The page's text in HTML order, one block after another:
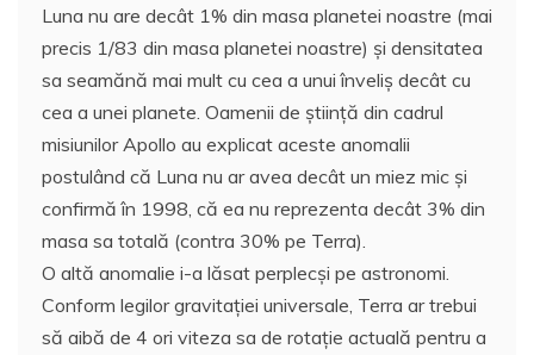
Luna nu are decât 1% din masa planetei noastre (mai
precis 1/83 din masa planetei noastre) şi densitatea
sa seamănă mai mult cu cea a unui înveliş decât cu
cea a unei planete. Oamenii de ştiinţă din cadrul
misiunilor Apollo au explicat aceste anomalii
postulând că Luna nu ar avea decât un miez mic şi
confirmă în 1998, că ea nu reprezenta decât 3% din
masa sa totală (contra 30% pe Terra).
O altă anomalie i-a lăsat perplecşi pe astronomi.
Conform legilor gravitaţiei universale, Terra ar trebui
să aibă de 4 ori viteza sa de rotaţie actuală pentru a